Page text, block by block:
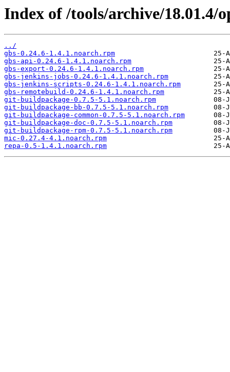
Index of /tools/archive/18.01.4/
../
gbs-0.24.6-1.4.1.noarch.rpm
gbs-api-0.24.6-1.4.1.noarch.rpm
gbs-export-0.24.6-1.4.1.noarch.rpm
gbs-jenkins-jobs-0.24.6-1.4.1.noarch.rpm
gbs-jenkins-scripts-0.24.6-1.4.1.noarch.rpm
gbs-remotebuild-0.24.6-1.4.1.noarch.rpm
git-buildpackage-0.7.5-5.1.noarch.rpm
git-buildpackage-bb-0.7.5-5.1.noarch.rpm
git-buildpackage-common-0.7.5-5.1.noarch.rpm
git-buildpackage-doc-0.7.5-5.1.noarch.rpm
git-buildpackage-rpm-0.7.5-5.1.noarch.rpm
mic-0.27.4-4.1.noarch.rpm
repa-0.5-1.4.1.noarch.rpm